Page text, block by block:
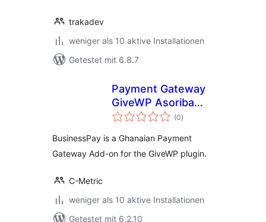
trakadev
weniger als 10 aktive Installationen
Getestet mit 6.8.7
Payment Gateway
GiveWP Asoriba
BusinessPay(0Bewertungen
insgesamt
)
BusinessPay is a Ghanaian Payment
Gateway Add-on for the GiveWP plugin.
C-Metric
weniger als 10 aktive Installationen
Getestet mit 6.2.10